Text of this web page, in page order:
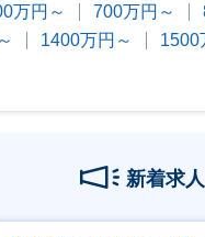
万円～ 700万円～
1400万円～ 1500
新着求人